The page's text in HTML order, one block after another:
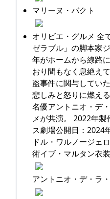
マリーヌ・バクト
オリビエ・グルメ 全
ゼラブル」の脚本家
年がホームから線路
おり間もなく息絶え
盗事件に関与してい
悲しみと怒りに燃え
名優アントニオ・デ
メが共演。 2022年
ス劇場公開日：2024
ドル・ワルノージェ
術イブ・マルタン衣
アントニオ・デ・ラ